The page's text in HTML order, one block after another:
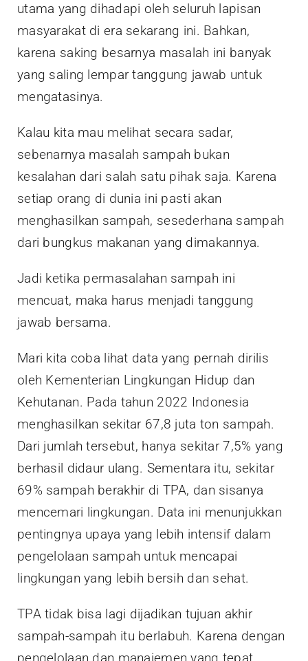
utama yang dihadapi oleh seluruh lapisan
masyarakat di era sekarang ini. Bahkan,
karena saking besarnya masalah ini banyak
yang saling lempar tanggung jawab untuk
mengatasinya.
Kalau kita mau melihat secara sadar,
sebenarnya masalah sampah bukan
kesalahan dari salah satu pihak saja. Karena
setiap orang di dunia ini pasti akan
menghasilkan sampah, sesederhana sampah
dari bungkus makanan yang dimakannya.
Jadi ketika permasalahan sampah ini
mencuat, maka harus menjadi tanggung
jawab bersama.
Mari kita coba lihat data yang pernah dirilis
oleh Kementerian Lingkungan Hidup dan
Kehutanan. Pada tahun 2022 Indonesia
menghasilkan sekitar 67,8 juta ton sampah.
Dari jumlah tersebut, hanya sekitar 7,5% yang
berhasil didaur ulang. Sementara itu, sekitar
69% sampah berakhir di TPA, dan sisanya
mencemari lingkungan. Data ini menunjukkan
pentingnya upaya yang lebih intensif dalam
pengelolaan sampah untuk mencapai
lingkungan yang lebih bersih dan sehat.
TPA tidak bisa lagi dijadikan tujuan akhir
sampah-sampah itu berlabuh. Karena dengan